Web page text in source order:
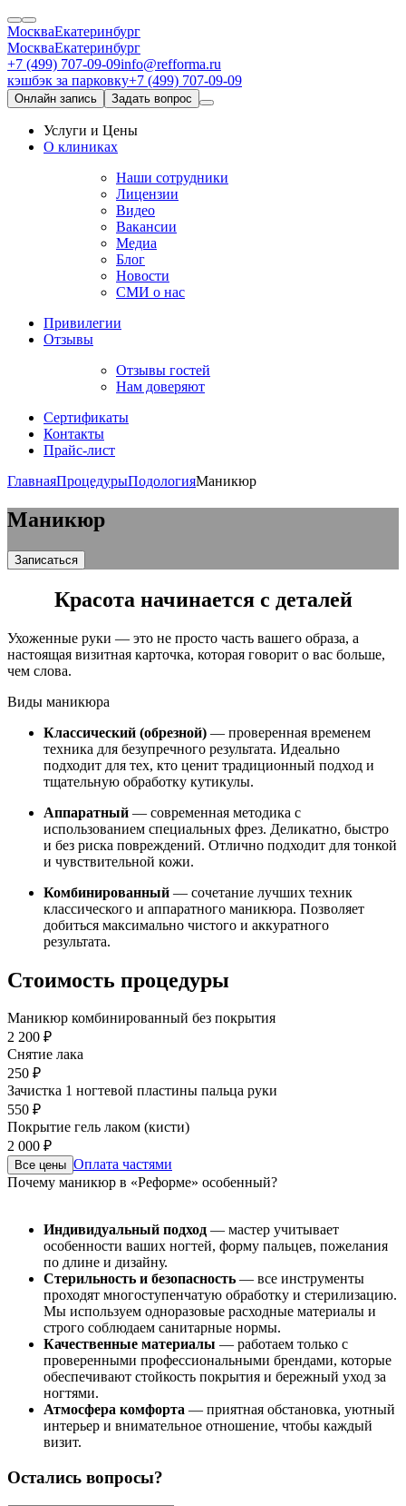
МоскваЕкатеринбург
МоскваЕкатеринбург
+7 (499) 707-09-09info@refforma.ru
кэшбэк за парковку+7 (499) 707-09-09
Онлайн запись Задать вопрос
Услуги и Цены
О клиниках
Наши сотрудники
Лицензии
Видео
Вакансии
Медиа
Блог
Новости
СМИ о нас
Привилегии
Отзывы
Отзывы гостей
Нам доверяют
Сертификаты
Контакты
Прайс-лист
ГлавнаяПроцедурыПодологияМаникюр
Маникюр
Записаться
Красота начинается с деталей
Ухоженные руки — это не просто часть вашего образа, а
настоящая визитная карточка, которая говорит о вас больше,
чем слова.
Виды маникюра
Классический (обрезной) — проверенная временем
техника для безупречного результата. Идеально
подходит для тех, кто ценит традиционный подход и
тщательную обработку кутикулы.
Аппаратный — современная методика с
использованием специальных фрез. Деликатно, быстро
и без риска повреждений. Отлично подходит для тонкой
и чувствительной кожи.
Комбинированный — сочетание лучших техник
классического и аппаратного маникюра. Позволяет
добиться максимально чистого и аккуратного
результата.
Стоимость процедуры
Маникюр комбинированный без покрытия
2 200 ₽
Снятие лака
250 ₽
Зачистка 1 ногтевой пластины пальца руки
550 ₽
Покрытие гель лаком (кисти)
2 000 ₽
Все цены Оплата частями
Почему маникюр в «Реформе» особенный?
Индивидуальный подход — мастер учитывает
особенности ваших ногтей, форму пальцев, пожелания
по длине и дизайну.
Стерильность и безопасность — все инструменты
проходят многоступенчатую обработку и стерилизацию.
Мы используем одноразовые расходные материалы и
строго соблюдаем санитарные нормы.
Качественные материалы — работаем только с
проверенными профессиональными брендами, которые
обеспечивают стойкость покрытия и бережный уход за
ногтями.
Атмосфера комфорта — приятная обстановка, уютный
интерьер и внимательное отношение, чтобы каждый
визит.
Остались вопросы?